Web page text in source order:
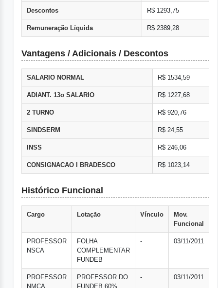
Descontos R$ 1293,75
Remuneração Líquida R$ 2389,28
Vantagens / Adicionais / Descontos
SALARIO NORMAL R$ 1534,59
ADIANT. 13o SALARIO R$ 1227,68
2 TURNO R$ 920,76
SINDSERM R$ 24,55
INSS R$ 246,06
CONSIGNACAO I BRADESCO R$ 1023,14
Histórico Funcional
Cargo Lotação Vínculo
Mov.
Funcional
PROFESSOR
NSCA
FOLHA
COMPLEMENTAR
FUNDEB
- 03/11/2011
PROFESSOR
NMCA
PROFESSOR DO
FUNDEB 60%
- 03/11/2011